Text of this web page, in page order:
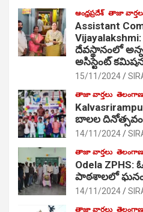
ఆంధ్రప్రదేశ్ తాజా
Assistant
దేవస్థానంలో
అసిస్టెంట్
15/11/2024
తాజా వార్తలు తెలంగాణ
బాలల దినోత్సవం
14/11/2024
తాజా వార్తలు తెలంగాణ
Odela
పాఠ‌శాల‌లో
14/11/2024
తాజా వార్తలు తెలంగాణ